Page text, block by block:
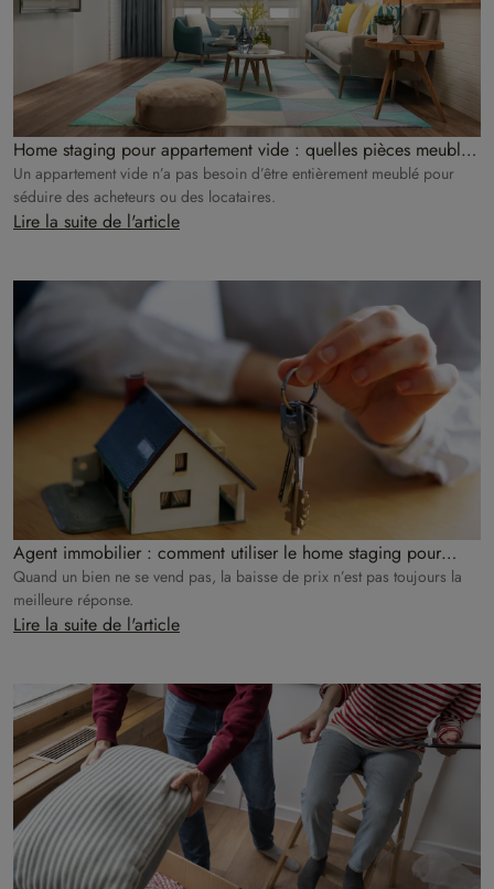
Home staging pour appartement vide : quelles pièces meubler
en priorité ?
Un appartement vide n’a pas besoin d’être entièrement meublé pour
séduire des acheteurs ou des locataires.
Lire la suite de l'article
Agent immobilier : comment utiliser le home staging pour
relancer un bien qui ne se vend pas ?
Quand un bien ne se vend pas, la baisse de prix n’est pas toujours la
meilleure réponse.
Lire la suite de l'article